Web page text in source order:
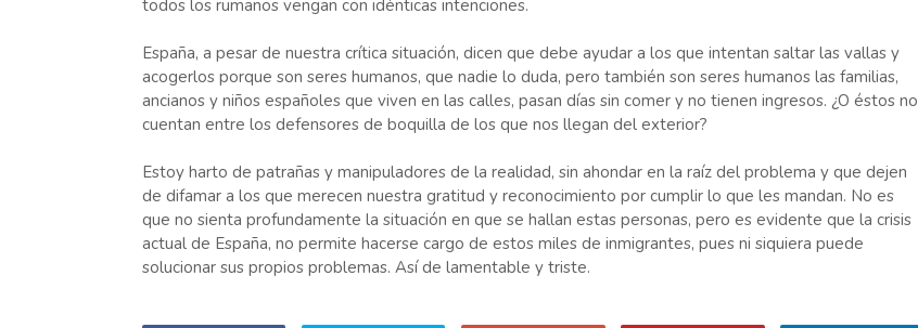
todos los rumanos vengan con idénticas intenciones.
España, a pesar de nuestra crítica situación, dicen que debe ayudar a los que intentan saltar las vallas y
acogerlos porque son seres humanos, que nadie lo duda, pero también son seres humanos las familias,
ancianos y niños españoles que viven en las calles, pasan días sin comer y no tienen ingresos. ¿O éstos no
cuentan entre los defensores de boquilla de los que nos llegan del exterior?
Estoy harto de patrañas y manipuladores de la realidad, sin ahondar en la raíz del problema y que dejen
de difamar a los que merecen nuestra gratitud y reconocimiento por cumplir lo que les mandan. No es
que no sienta profundamente la situación en que se hallan estas personas, pero es evidente que la crisis
actual de España, no permite hacerse cargo de estos miles de inmigrantes, pues ni siquiera puede
solucionar sus propios problemas. Así de lamentable y triste.